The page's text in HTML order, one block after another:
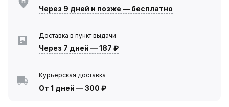
Через 9 дней и позже — бесплатно
Доставка в пункт выдачи
Через 7 дней —187 ₽
Курьерская доставка
От 1 дней —300 ₽